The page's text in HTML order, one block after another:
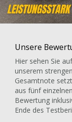
Unsere
Hier sehen Sie
unserem
Gesamtnote
aus fünf
Bewertung
Ende des